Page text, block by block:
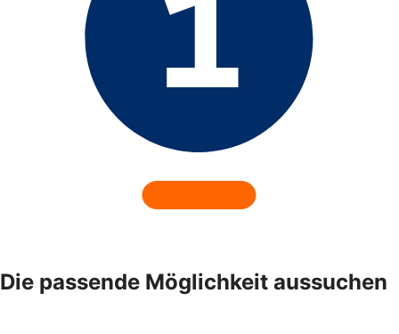
Die passende Möglichkeit aussuchen